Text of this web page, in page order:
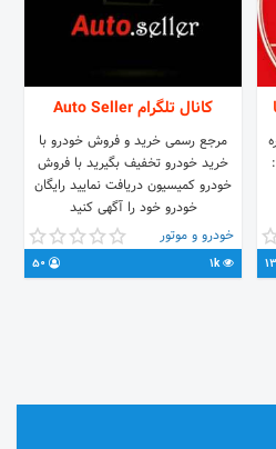
https://t.me/
کانال تلگرام Auto Seller
مرجع رسمی خرید و فروش خودرو با
خرید خودرو تخفیف بگیرید با فروش
خودرو کمیسیون دریافت نمایید رایگان
خودرو خود را آگهی کنید
خودرو و موتور
1k